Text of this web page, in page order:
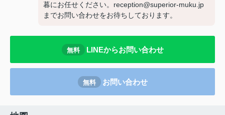
暮にお任せください。reception@superior-muku.jp
までお問い合わせをお待ちしております。
無料 LINEからお問い合わせ
無料 お問い合わせ